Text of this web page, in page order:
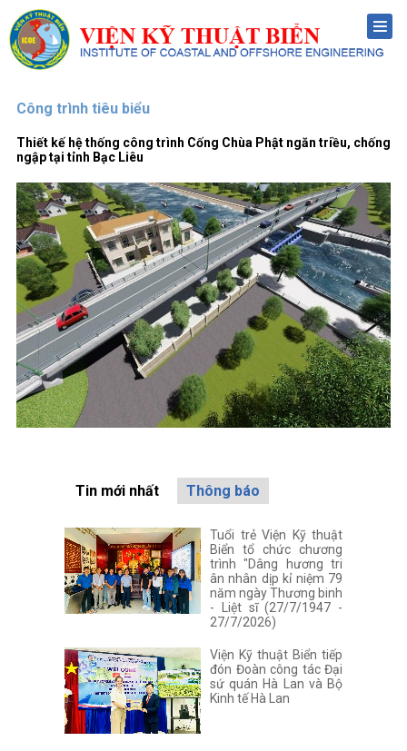
Menu
Công trình tiêu biểu
Thiết kế hệ thống công trình Cống Chùa Phật ngăn triều, chống
ngập tại tỉnh Bạc Liêu
Tin mới nhất Thông báo
Tuổi trẻ Viện Kỹ thuật
Biển tổ chức chương
trình "Dâng hương tri
ân nhân dịp kỉ niệm 79
năm ngày Thương binh
- Liệt sĩ (27/7/1947 -
27/7/2026)
Viện Kỹ thuật Biển tiếp
đón Đoàn công tác Đại
sứ quán Hà Lan và Bộ
Kinh tế Hà Lan